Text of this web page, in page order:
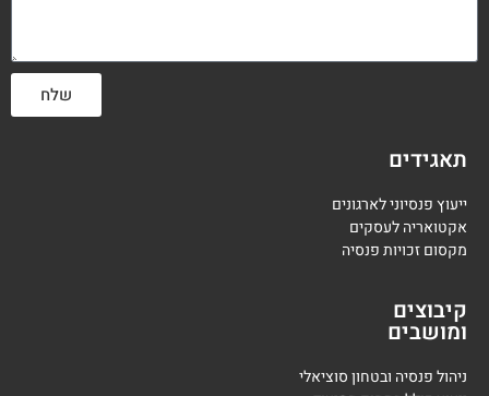
שלח
תאגידים
ייעוץ פנסיוני לארגונים
אקטואריה לעסקים
מקסום זכויות פנסיה
קיבוצים
ומושבים
ניהול פנסיה ובטחון סוציאלי